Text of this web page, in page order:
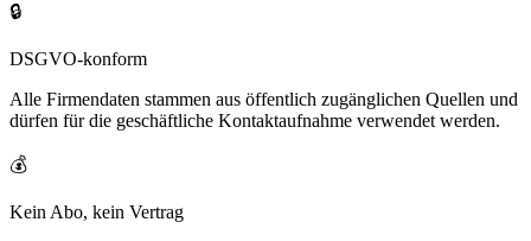
🔒
DSGVO-konform
Alle Firmendaten stammen aus öffentlich zugänglichen Quellen und
dürfen für die geschäftliche Kontaktaufnahme verwendet werden.
💰
Kein Abo, kein Vertrag